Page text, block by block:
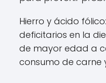
Hierro y ácido
deficitarios en la
de mayor edad a
consumo de carne